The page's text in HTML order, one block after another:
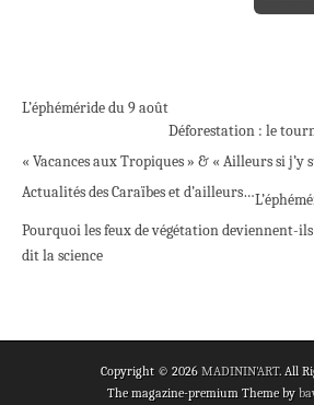
L’éphéméride du 9 août
Déforestation : le
« Vacances aux Tropiques » & « Ailleurs si j’y
Actualités des Caraïbes et d’ailleurs…
Pourquoi les feux de végétation deviennent-
dit la science
Copyright © 2026 MADININ'ART. All
The magazine-premium Theme by